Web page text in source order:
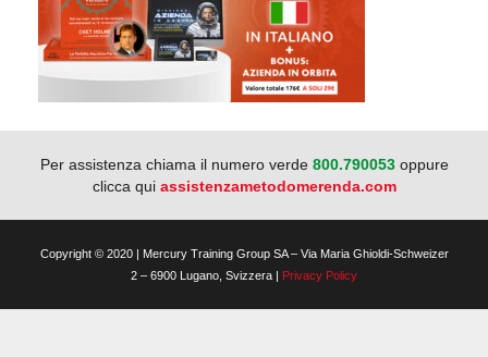
Per assistenza chiama il numero verde 800.790053 oppure
clicca qui assistenzametodomerenda.com
Copyright © 2020 | Mercury Training Group SA – Via Maria Ghioldi-Schweizer
2 – 6900 Lugano, Svizzera | Privacy Policy